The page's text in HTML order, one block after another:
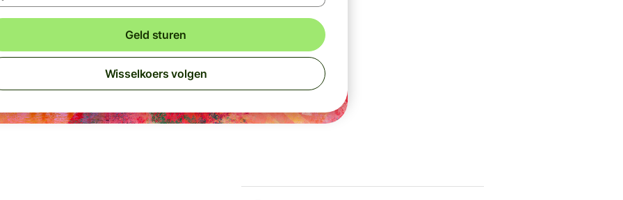
Geld sturen
Wisselkoers volgen